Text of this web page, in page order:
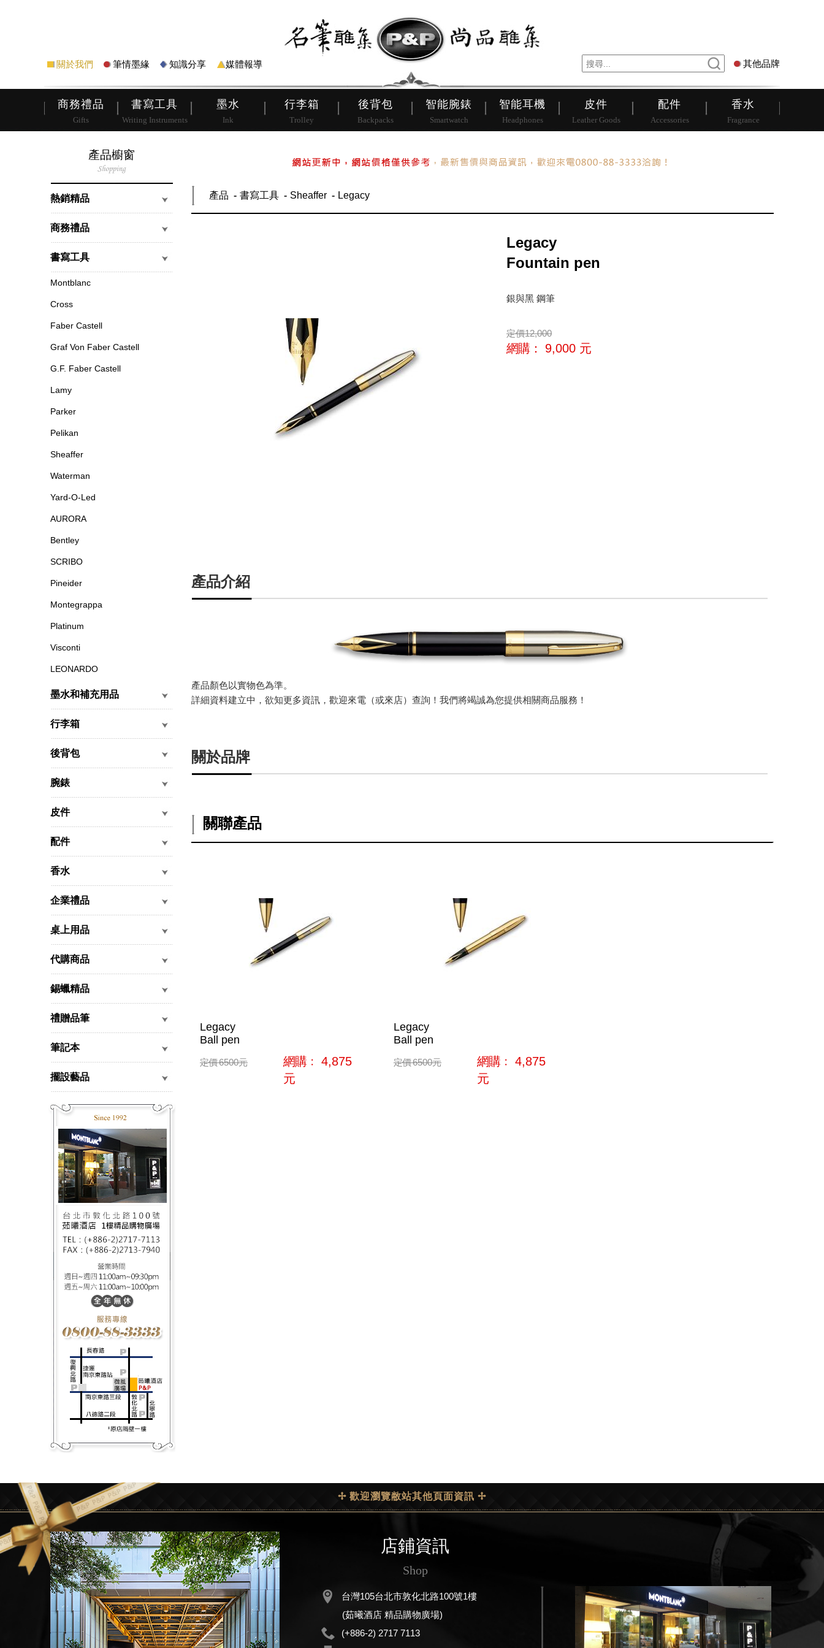
關於我們 筆情墨緣 知識分享 媒體報導 其他品牌
商務禮品
Gifts
書寫工具
Writing Instruments
墨水
Ink
行李箱
Trolley
後背包
Backpacks
智能腕錶
Smartwatch
智能耳機
Headphones
皮件
Leather Goods
配件
Accessories
香水
Fragrance
皮帶 行李箱 後背包
產品櫥窗
熱銷精品
商務禮品
書寫工具
Montblanc
Cross
Faber Castell
Graf Von Faber Castell
G.F. Faber Castell
Lamy
Parker
Pelikan
Sheaffer
Waterman
Yard-O-Led
AURORA
Bentley
SCRIBO
Pineider
Montegrappa
Platinum
Visconti
LEONARDO
墨水和補充用品
行李箱
後背包
腕錶
皮件
配件
香水
企業禮品
桌上用品
代購商品
錫蠟精品
禮贈品筆
筆記本
擺設藝品
產品 書寫工具 Sheaffer Legacy
Legacy
Fountain pen
銀與黑 鋼筆
定價12,000
網購： 9,000 元
產品介紹
產品顏色以實物色為準。
詳細資料建立中，欲知更多資訊，歡迎來電（或來店）查詢！我們將竭誠為您提供相關商品服務！
關於品牌
關聯產品
Legacy
Ball pen
定價6500元 網購﹕ 4,875
元
Legacy
Ball pen
定價6500元 網購﹕ 4,875
元
✢ 歡迎瀏覽敝站其他頁面資訊 ✢
店鋪資訊
Shop
台灣105台北市敦化北路100號1樓
(茹曦酒店 精品購物廣場)
(+886-2) 2717 7113